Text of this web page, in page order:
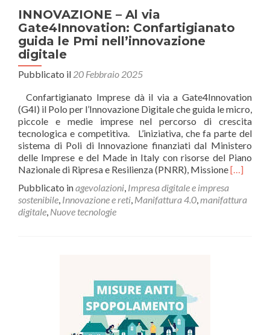
INNOVAZIONE – Al via
Gate4Innovation: Confartigianato
guida le Pmi nell’innovazione
digitale
Pubblicato il 20 Febbraio 2025
Confartigianato Imprese dà il via a Gate4Innovation
(G4I) il Polo per l’Innovazione Digitale che guida le micro,
piccole e medie imprese nel percorso di crescita
tecnologica e competitiva. L’iniziativa, che fa parte del
sistema di Poli di Innovazione finanziati dal Ministero
delle Imprese e del Made in Italy con risorse del Piano
Nazionale di Ripresa e Resilienza (PNRR), MissioneLeggi
–
[…]
Pubblicato inagevolazioni Impresa digitale e impresa
sostenibile Innovazione e reti Manifattura 4.0 manifattura
digitale Nuove tecnologie